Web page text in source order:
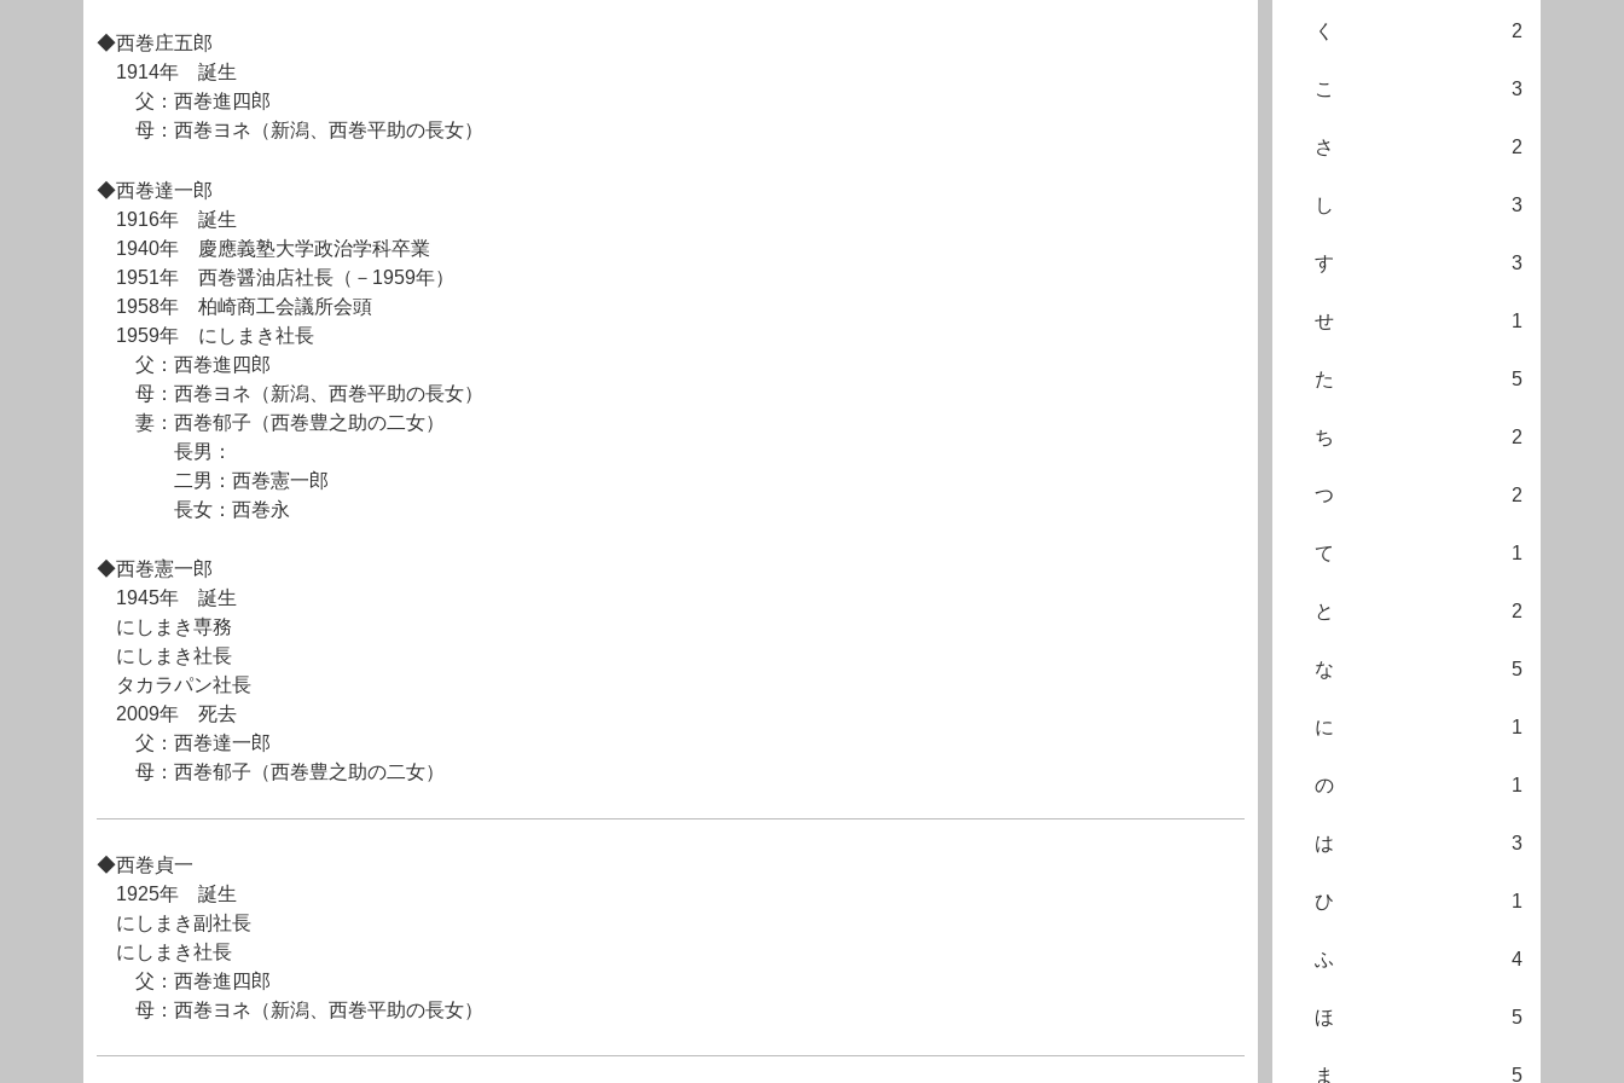
◆西巻庄五郎
1914年 誕生
父：西巻進四郎
母：西巻ヨネ（新潟、西巻平助の長女）
◆西巻達一郎
1916年 誕生
1940年 慶應義塾大学政治学科卒業
1951年 西巻醤油店社長（－1959年）
1958年 柏崎商工会議所会頭
1959年 にしまき社長
父：西巻進四郎
母：西巻ヨネ（新潟、西巻平助の長女）
妻：西巻郁子（西巻豊之助の二女）
長男：
二男：西巻憲一郎
長女：西巻永
◆西巻憲一郎
1945年 誕生
にしまき専務
にしまき社長
タカラパン社長
2009年 死去
父：西巻達一郎
母：西巻郁子（西巻豊之助の二女）
◆西巻貞一
1925年 誕生
にしまき副社長
にしまき社長
父：西巻進四郎
母：西巻ヨネ（新潟、西巻平助の長女）
く 2
こ 3
さ 2
し 3
す 3
せ 1
た 5
ち 2
つ 2
て 1
と 2
な 5
に 1
の 1
は 3
ひ 1
ふ 4
ほ 5
ま 5